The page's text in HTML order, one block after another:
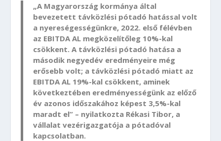
„A Magyarország kormánya által
bevezetett távközlési pótadó hatással volt
a nyereségességünkre, 2022. első félévben
az EBITDA AL megközelítőleg 10%-kal
csökkent. A távközlési pótadó hatása a
második negyedév eredményeire még
erősebb volt; a távközlési pótadó miatt az
EBITDA AL 19%-kal csökkent, aminek
következtében eredményességünk az előző
év azonos időszakához képest 3,5%-kal
maradt el” – nyilatkozta Rékasi Tibor, a
vállalat vezérigazgatója a pótadóval
kapcsolatban.